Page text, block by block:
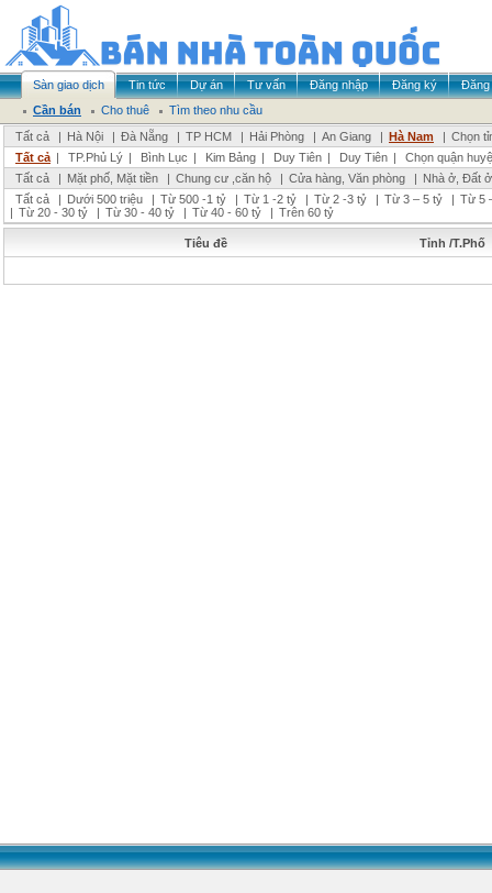
Sàn giao dịch Tin tức Dự án Tư vấn Đăng nhập Đăng ký
Đăng
Cần bán
Cho thuê
Tìm theo nhu cầu
Tất cả
| Hà Nội | Đà Nẵng | TP HCM | Hải Phòng | An Giang | Hà Nam | Chọn
Tất cả | TP.Phủ Lý | Bình Lục | Kim Bảng | Duy Tiên | Duy Tiên |
Chọn quận
Tất cả
| Mặt phố, Mặt tiền | Chung cư ,căn hộ | Cửa hàng, Văn phòng | Nhà ở, Đất ở
Tất cả
| Dưới 500 triệu | Từ 500 -1 tỷ | Từ 1 -2 tỷ | Từ 2 -3 tỷ | Từ 3 – 5 tỷ | Từ 5
| Từ 20 - 30 tỷ | Từ 30 - 40 tỷ | Từ 40 - 60 tỷ | Trên 60 tỷ
Tiêu đề Tỉnh /T.Phố